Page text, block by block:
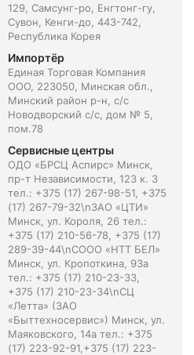
129, Самсунг-ро, Енгтонг-гу,
Сувон, Кенги-до, 443-742,
Республика Корея
Импортёр
Единая Торговая Компания
ООО, 223050, Минская обл.,
Минский район р-н, с/с
Новодворский с/с, дом № 5,
пом.78
Сервисные центры
ОДО «БРСЦ Аспирс» Минск,
пр-т Независимости, 123 к. 3
тел.: +375 (17) 267-98-51, +375
(17) 267-79-32\nЗАО «ЦТИ»
Минск, ул. Короля, 26 тел.:
+375 (17) 210-56-78, +375 (17)
289-39-44\nСООО «НТТ БЕЛ»
Минск, ул. Кропоткина, 93а
тел.: +375 (17) 210-23-33,
+375 (17) 210-23-34\nСЦ
«Летта» (ЗАО
«Быттехносервис») Минск, ул.
Маяковского, 14а тел.: +375
(17) 223-92-91,+375 (17) 223-